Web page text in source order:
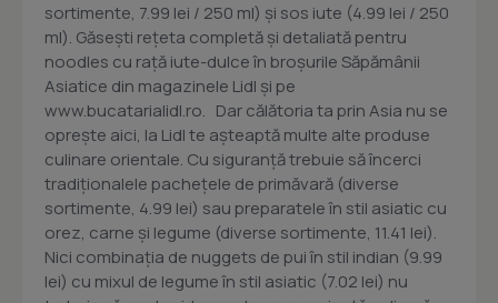
sortimente, 7.99 lei / 250 ml) şi sos iute (4.99 lei / 250
ml). Găsești reţeta completă şi detaliată pentru
noodles cu raţă iute-dulce în broşurile Săpămânii
Asiatice din magazinele Lidl şi pe
www.bucatarialidl.ro. Dar călătoria ta prin Asia nu se
opreşte aici, la Lidl te aşteaptă multe alte produse
culinare orientale. Cu siguranţă trebuie să încerci
tradiţionalele pacheţele de primăvară (diverse
sortimente, 4.99 lei) sau preparatele în stil asiatic cu
orez, carne şi legume (diverse sortimente, 11.41 lei).
Nici combinaţia de nuggets de pui în stil indian (9.99
lei) cu mixul de legume în stil asiatic (7.02 lei) nu